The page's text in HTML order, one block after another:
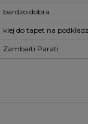
bardzo dobra
klej do tapet na
Zambaiti Parati